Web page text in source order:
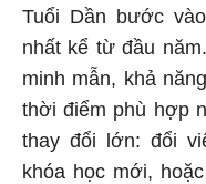
Tuổi Dần bước
nhất kể từ đầu
minh mẫn, khả
thời điểm phù hợp
thay đổi lớn: đổi
khóa học mới,